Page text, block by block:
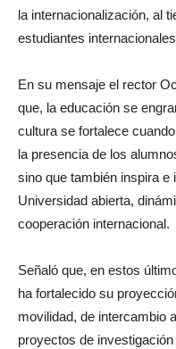
la internacionalización, al
estudiantes
En su mensaje el rector
que, la educación se
cultura se fortalece
la presencia de los
sino que también inspira
Universidad abierta,
cooperación internacional.
Señaló que, en estos
ha fortalecido su
movilidad, de intercambio
proyectos de